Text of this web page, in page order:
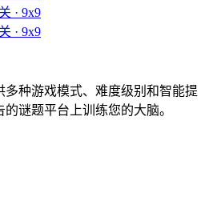
· 9x9
· 9x9
种游戏模式、难度级别和智能提
谜题平台上训练您的大脑。